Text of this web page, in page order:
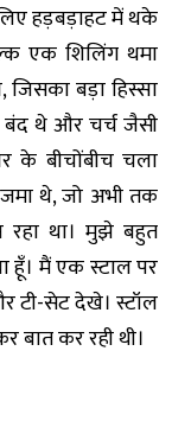
हड़बड़ाहट में थके
एक शिलिंग थमा
बड़ा हिस्सा
थे और चर्च जैसी
के बीचोंबीच चला
थे, जो अभी तक
था। मुझे बहुत
हूँ। मैं एक स्टाल पर
टी-सेट देखे। स्टॉल
कर रही थी।